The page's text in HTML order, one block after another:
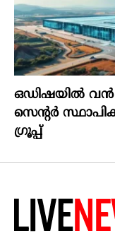
ഒഡിഷയില്‍
സെന്റര്‍
ഗ്രൂപ്പ്